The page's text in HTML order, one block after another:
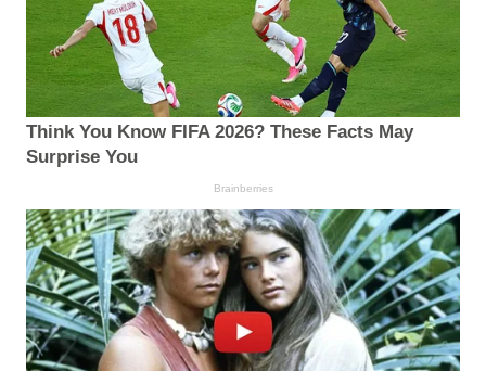
Think You Know FIFA 2026? These Facts May
Surprise You
Brainberries